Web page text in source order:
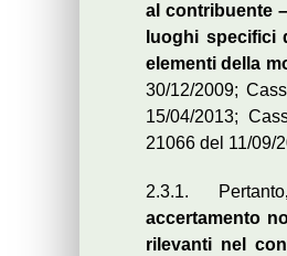
al contribuente
luoghi specifici
elementi della
30/12/2009;
15/04/2013;
21066 del 11/09/
2.3.1. Pertanto
accertamento
rilevanti nel